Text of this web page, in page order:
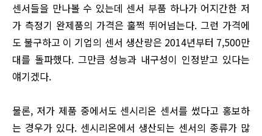
센서들을 만나볼 수 있는데 센서 부품 하나가 어지간한 저
가 측정기 완제품의 가격은 훌쩍 뛰어넘는다. 그런 가격에
도 불구하고 이 기업의 센서 생산량은 2014년부터 7,500만
대를 돌파했다. 그만큼 성능과 내구성이 인정받고 있다는
얘기겠다.
물론, 저가 제품 중에서도 센시리온 센서를 썼다고 홍보하
는 경우가 있다. 센시리온에서 생산되는 센서의 종류가 많